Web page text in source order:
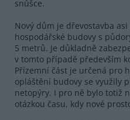
snůšce.
Nový dům je dřevostavba
hospodářské budovy s
5 metrů. Je důkladně
v tomto případě především
Přízemní část je určená pro
opláštění budovy se využily
netopýry. I pro ně bylo totiž
otázkou času, kdy nové